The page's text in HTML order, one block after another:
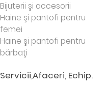
Bijuterii şi accesorii
Haine şi pantofi pentru
femei
Haine şi pantofi pentru
bărbaţi
Servicii,Afaceri, Echip.